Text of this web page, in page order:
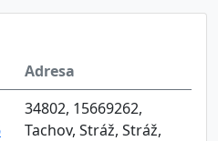
Adresa
34802, 15669262,
Tachov, Stráž, Stráž,